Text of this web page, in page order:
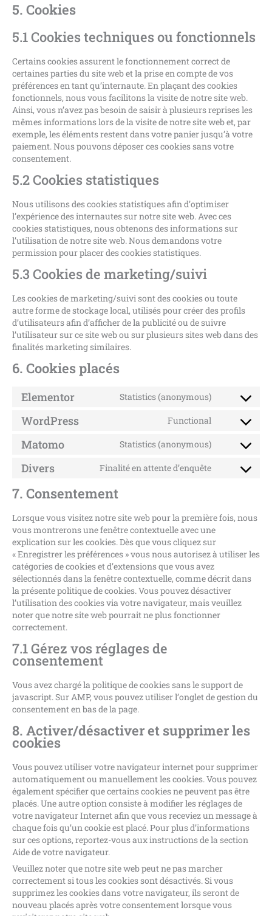
5. Cookies
5.1 Cookies techniques ou fonctionnels
Certains cookies assurent le fonctionnement correct de
certaines parties du site web et la prise en compte de vos
préférences en tant qu’internaute. En plaçant des cookies
fonctionnels, nous vous facilitons la visite de notre site web.
Ainsi, vous n’avez pas besoin de saisir à plusieurs reprises les
mêmes informations lors de la visite de notre site web et, par
exemple, les éléments restent dans votre panier jusqu’à votre
paiement. Nous pouvons déposer ces cookies sans votre
consentement.
5.2 Cookies statistiques
Nous utilisons des cookies statistiques afin d’optimiser
l’expérience des internautes sur notre site web. Avec ces
cookies statistiques, nous obtenons des informations sur
l’utilisation de notre site web. Nous demandons votre
permission pour placer des cookies statistiques.
5.3 Cookies de marketing/suivi
Les cookies de marketing/suivi sont des cookies ou toute
autre forme de stockage local, utilisés pour créer des profils
d’utilisateurs afin d’afficher de la publicité ou de suivre
l’utilisateur sur ce site web ou sur plusieurs sites web dans des
finalités marketing similaires.
6. Cookies placés
Elementor Statistics (anonymous)
WordPress Functional
Matomo Statistics (anonymous)
Divers Finalité en attente d’enquête
7. Consentement
Lorsque vous visitez notre site web pour la première fois, nous
vous montrerons une fenêtre contextuelle avec une
explication sur les cookies. Dès que vous cliquez sur
« Enregistrer les préférences » vous nous autorisez à utiliser les
catégories de cookies et d’extensions que vous avez
sélectionnés dans la fenêtre contextuelle, comme décrit dans
la présente politique de cookies. Vous pouvez désactiver
l’utilisation des cookies via votre navigateur, mais veuillez
noter que notre site web pourrait ne plus fonctionner
correctement.
7.1 Gérez vos réglages de
consentement
Vous avez chargé la politique de cookies sans le support de
javascript. Sur AMP, vous pouvez utiliser l’onglet de gestion du
consentement en bas de la page.
8. Activer/désactiver et supprimer les
cookies
Vous pouvez utiliser votre navigateur internet pour supprimer
automatiquement ou manuellement les cookies. Vous pouvez
également spécifier que certains cookies ne peuvent pas être
placés. Une autre option consiste à modifier les réglages de
votre navigateur Internet afin que vous receviez un message à
chaque fois qu’un cookie est placé. Pour plus d’informations
sur ces options, reportez-vous aux instructions de la section
Aide de votre navigateur.
Veuillez noter que notre site web peut ne pas marcher
correctement si tous les cookies sont désactivés. Si vous
supprimez les cookies dans votre navigateur, ils seront de
nouveau placés après votre consentement lorsque vous